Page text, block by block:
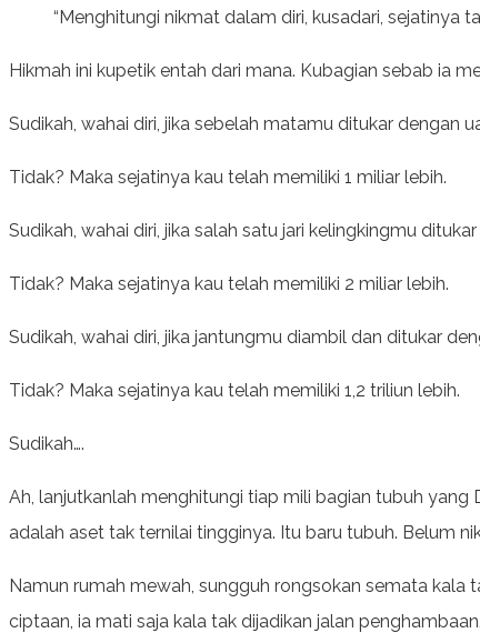
“Menghitungi nikmat dalam diri, kusadari, sejatinya
Hikmah ini kupetik entah dari mana. Kubagian sebab ia
Sudikah, wahai diri, jika sebelah matamu ditukar dengan
Tidak? Maka sejatinya kau telah memiliki 1 miliar lebih.
Sudikah, wahai diri, jika salah satu jari kelingkingmu
Tidak? Maka sejatinya kau telah memiliki 2 miliar lebih.
Sudikah, wahai diri, jika jantungmu diambil dan ditukar
Tidak? Maka sejatinya kau telah memiliki 1,2 triliun lebih.
Sudikah….
Ah, lanjutkanlah menghitungi tiap mili bagian tubuh yang
adalah aset tak ternilai tingginya. Itu baru tubuh. Belum
Namun rumah mewah, sungguh rongsokan semata kala
ciptaan, ia mati saja kala tak dijadikan jalan penghambaan.